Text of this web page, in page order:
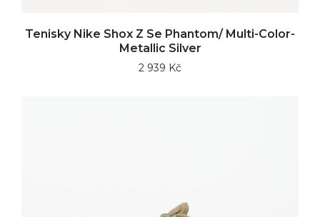
Tenisky Nike Shox Z Se Phantom/ Multi-Color-
Metallic Silver
2 939 Kč